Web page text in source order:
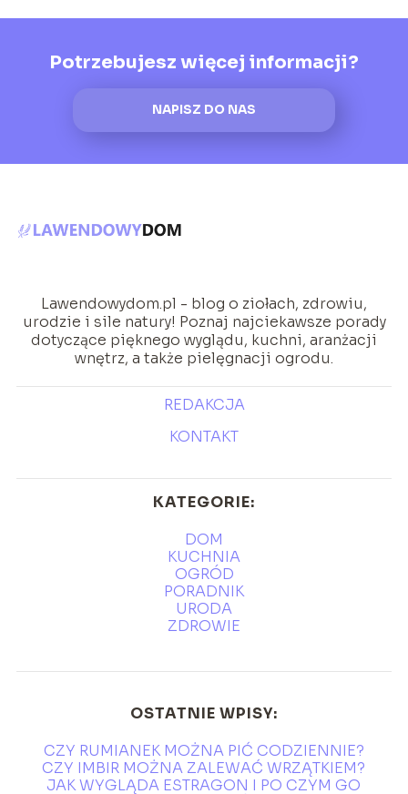
Potrzebujesz więcej informacji?
NAPISZ DO NAS
Lawendowydom.pl - blog o ziołach, zdrowiu,
urodzie i sile natury! Poznaj najciekawsze porady
dotyczące pięknego wyglądu, kuchni, aranżacji
wnętrz, a także pielęgnacji ogrodu.
REDAKCJA
KONTAKT
KATEGORIE:
DOM
KUCHNIA
OGRÓD
PORADNIK
URODA
ZDROWIE
OSTATNIE WPISY:
CZY RUMIANEK MOŻNA PIĆ CODZIENNIE?
CZY IMBIR MOŻNA ZALEWAĆ WRZĄTKIEM?
JAK WYGLĄDA ESTRAGON I PO CZYM GO